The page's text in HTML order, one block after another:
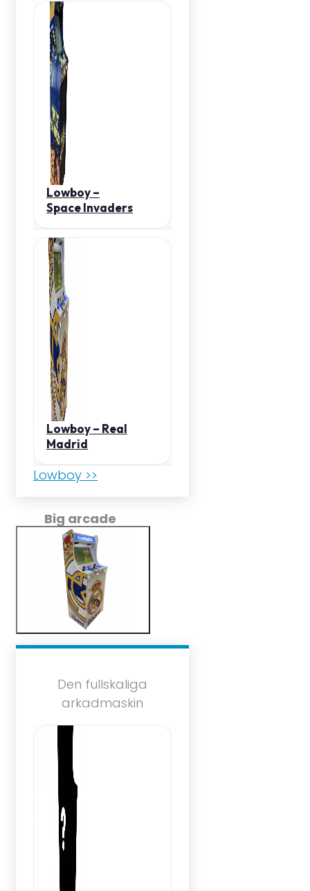
Lowboy –
Space Invaders
Lowboy – Real
Madrid
Lowboy >>
Big arcade
Den fullskaliga
arkadmaskin